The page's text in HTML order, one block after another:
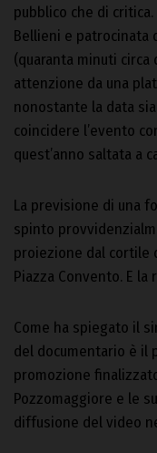
pubblico che di
Bellieni e patrocinata
(quaranta minuti circa
attenzione da una
nonostante la data
coincidere l’evento
quest’anno saltata a
La previsione di una
spinto
proiezione dal cortile
Piazza Convento. E
Come ha spiegato il
del documentario è il
promozione
Pozzomaggiore e le
diffusione del video